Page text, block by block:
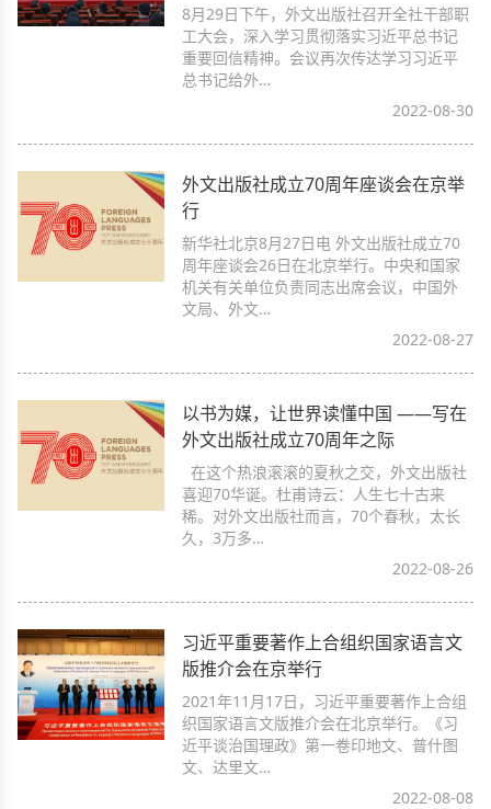
8月29日下午，外文出版社召开全社干部职
工大会，深入学习贯彻落实习近平总书记
重要回信精神。会议再次传达学习习近平
总书记给外…
2022-08-30
外文出版社成立70周年座谈会在京举
行
新华社北京8月27日电 外文出版社成立70
周年座谈会26日在北京举行。中央和国家
机关有关单位负责同志出席会议，中国外
文局、外文…
2022-08-27
以书为媒，让世界读懂中国 ——写在
外文出版社成立70周年之际
在这个热浪滚滚的夏秋之交，外文出版社
喜迎70华诞。杜甫诗云：人生七十古来
稀。对外文出版社而言，70个春秋，太长
久，3万多…
2022-08-26
习近平重要著作上合组织国家语言文
版推介会在京举行
2021年11月17日，习近平重要著作上合组
织国家语言文版推介会在北京举行。《习
近平谈治国理政》第一卷印地文、普什图
文、达里文…
2022-08-08